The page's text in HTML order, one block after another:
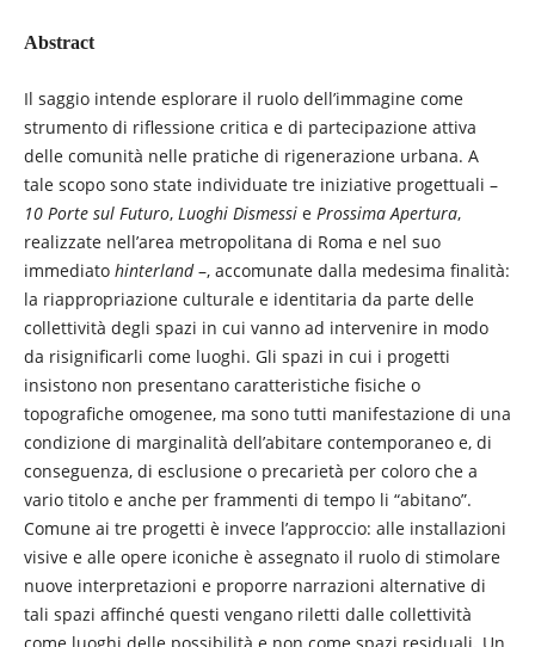
Abstract
Il saggio intende esplorare il ruolo dell’immagine come
strumento di riflessione critica e di partecipazione attiva
delle comunità nelle pratiche di rigenerazione urbana. A
tale scopo sono state individuate tre iniziative progettuali –
10 Porte sul Futuro, Luoghi Dismessie Prossima Apertura,
realizzate nell’area metropolitana di Roma e nel suo
immediato hinterland–, accomunate dalla medesima finalità:
la riappropriazione culturale e identitaria da parte delle
collettività degli spazi in cui vanno ad intervenire in modo
da risignificarli come luoghi. Gli spazi in cui i progetti
insistono non presentano caratteristiche fisiche o
topografiche omogenee, ma sono tutti manifestazione di una
condizione di marginalità dell’abitare contemporaneo e, di
conseguenza, di esclusione o precarietà per coloro che a
vario titolo e anche per frammenti di tempo li “abitano”.
Comune ai tre progetti è invece l’approccio: alle installazioni
visive e alle opere iconiche è assegnato il ruolo di stimolare
nuove interpretazioni e proporre narrazioni alternative di
tali spazi affinché questi vengano riletti dalle collettività